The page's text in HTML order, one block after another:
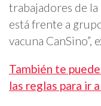
trabajadores de
está frente a
vacuna CanSino”,
También te
las reglas para ir